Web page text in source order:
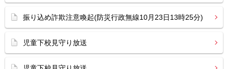
振り込め詐欺注意喚起(防災行政無線10月23日13時25分)
児童下校見守り放送